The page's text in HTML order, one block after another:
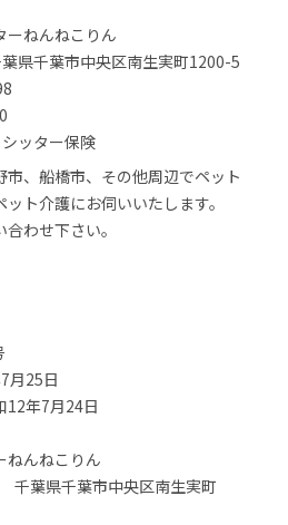
ーねんねこりん
葉県千葉市中央区南生実町1200-5
ッター保険
、船橋市、その他周辺でペット
ト介護にお伺いいたします。
わせ下さい。
月25日
12年7月24日
ねんねこりん
千葉県千葉市中央区南生実町